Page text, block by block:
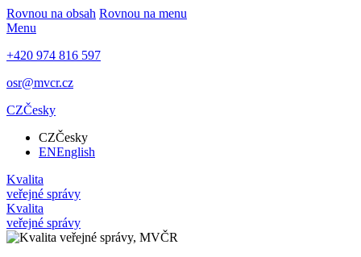
Rovnou na obsah Rovnou na menu
Menu
+420 974 816 597
osr@mvcr.cz
CZČesky
CZČesky
ENEnglish
Kvalita
veřejné správy
Kvalita
veřejné správy